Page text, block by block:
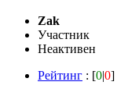
Zak
Участник
Неактивен
Рейтинг : [0|0]